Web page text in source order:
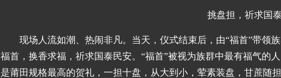
挑盘担，祈求国
现场人流如潮、热闹非凡。当天，仪式结束后，由“福首”带领
福首，换香求福，祈求国泰民安。“福首”被视为族群中最有福气的
是莆田规格最高的贺礼，一担十盘，从大到小，荤素装盘，甘蔗随